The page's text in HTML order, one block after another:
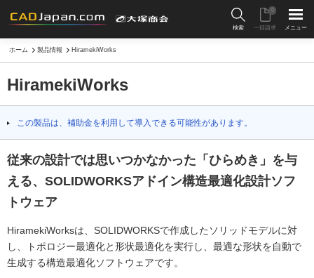
検索 一括請求
0
メニュー
ホーム 製品情報 HiramekiWorks
HiramekiWorks
この製品は、補助金を利用して導入できる可能性があります。
従来の設計では思いつかなかった「ひらめき」を与
える、SOLIDWORKSアドイン構造最適化設計ソフ
トウェア
HiramekiWorksは、SOLIDWORKSで作成したソリッドモデルに対
し、トポロジー最適化と形状最適化を実行し、最適な形状を自動で
生成する構造最適化ソフトウェアです。